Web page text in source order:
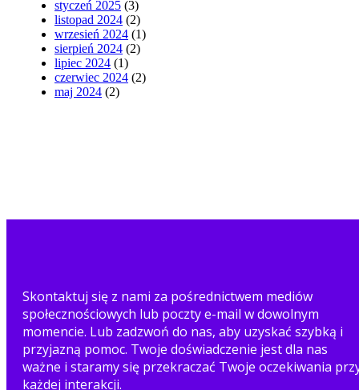
styczeń 2025 (3)
listopad 2024 (2)
wrzesień 2024 (1)
sierpień 2024 (2)
lipiec 2024 (1)
czerwiec 2024 (2)
maj 2024 (2)
Skontaktuj się z nami za pośrednictwem mediów
społecznościowych lub poczty e-mail w dowolnym
momencie. Lub zadzwoń do nas, aby uzyskać szybką i
przyjazną pomoc. Twoje doświadczenie jest dla nas
ważne i staramy się przekraczać Twoje oczekiwania
każdej interakcji.